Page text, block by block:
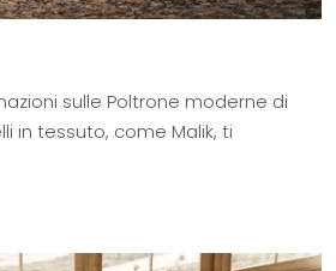
sulle Poltrone moderne di
in tessuto, come Malik, ti